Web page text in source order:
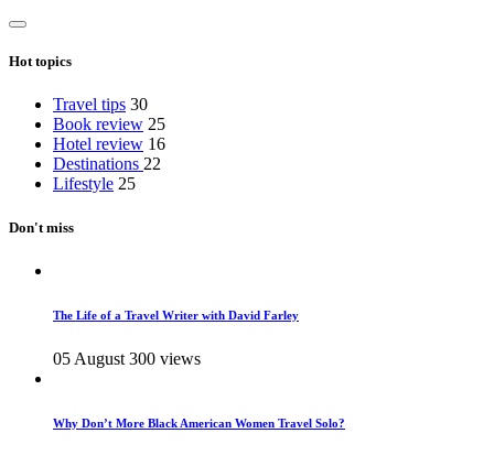
Hot topics
Travel tips 30
Book review 25
Hotel review 16
Destinations 22
Lifestyle 25
Don't miss
The Life of a Travel Writer with David Farley
05 August 300 views
Why Don’t More Black American Women Travel Solo?